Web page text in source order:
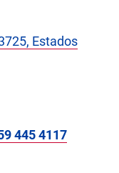
Estados
445 4117